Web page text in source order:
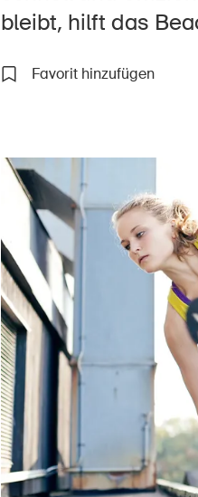
bleibt, hilft das
Favorit hinzufügen